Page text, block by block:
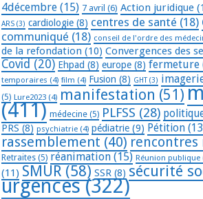
4décembre (15) 7 avril (6) Action juridique
ARS (3) cardiologie (8) centres de santé (18)
communiqué (18) conseil de l'ordre des
de la refondation (10) Convergences des
Covid (20) Ehpad (8) europe (8) fermeture
temporaires (4) film (4) Fusion (8) GHT(3)
(5) Lure2023 (4) manifestation (51)
(411) médecine (5) PLFSS (28)
PRS (8) psychiatrie (4) pédiatrie (9) Pétition
rassemblement (40) rencontres
Retraites (5) réanimation (15) Réunion publique
(11) SMUR (58) SSR (8) sécurité
urgences(322)